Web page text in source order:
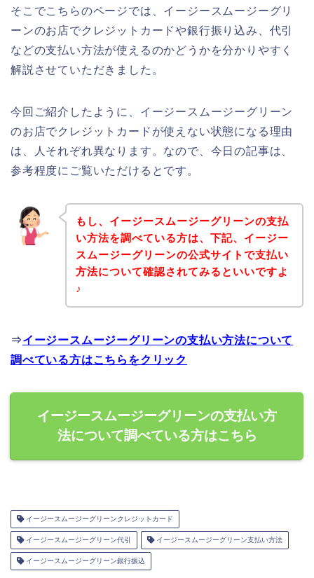
そこでこちらのページでは、イージースムージーグリ
ーンのお店でクレジットカードや銀行振り込み、代引
などの支払い方法が使えるのかどうかを分かりやすく
解説させていただきました。
今回ご紹介したように、イージースムージーグリーン
のお店でクレジットカードが使えない状態になる理由
は、人それぞれ異なります。なので、今日の記事は、
参考程度にご覧いただけるとです。
もし、イージースムージーグリーンの支払
い方法を調べている方は、下記、イージー
スムージーグリーンの公式サイトで支払い
方法について確認されてみるといいですよ
♪
⇒イージースムージーグリーンの支払い方法について
調べている方はこちらをクリック
イージースムージーグリーンの支払い方
法について調べている方はこちら
イージースムージーグリーンクレジットカード
イージースムージーグリーン代引 イージースムージーグリーン支払い方法
イージースムージーグリーン銀行振込